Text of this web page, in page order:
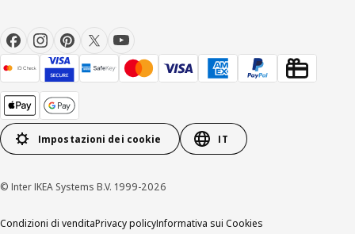
Impostazioni dei cookie IT
© Inter IKEA Systems B.V. 1999-2026
Condizioni di venditaPrivacy policyInformativa sui Cookies